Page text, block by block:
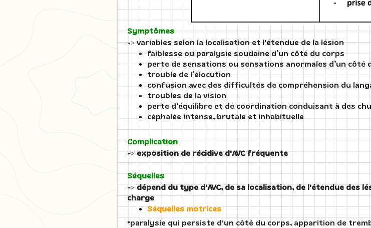
Symptômes
-> variables selon la localisation et l'étendue de la lésion
faiblesse ou paralysie soudaine d’un côté du corps
perte de sensations ou sensations anormales d’un côté
trouble de l’élocution
confusion avec des difficultés de compréhension du
troubles de la vision
perte d’équilibre et de coordination conduisant à des
céphalée intense, brutale et inhabituelle
Complication
-> exposition de récidive d'AVC fréquente
Séquelles
-> dépend du type d'AVC, de sa localisation, de l'étendue des
charge
Séquelles motrices
*paralysie qui persiste d'un côté du corps, apparition de